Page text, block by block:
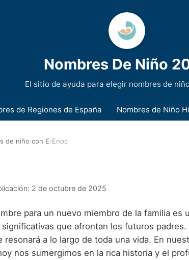
Nombres De Niño
El sitio de ayuda para elegir nombres de
de Regiones de España Nombres de Niño
de niño con E›Enoc
2 de octubre de 2025
para un nuevo miembro de la familia es
que afrontan los futuros padres.
resonará a lo largo de toda una vida. En
nos sumergimos en la rica historia y el